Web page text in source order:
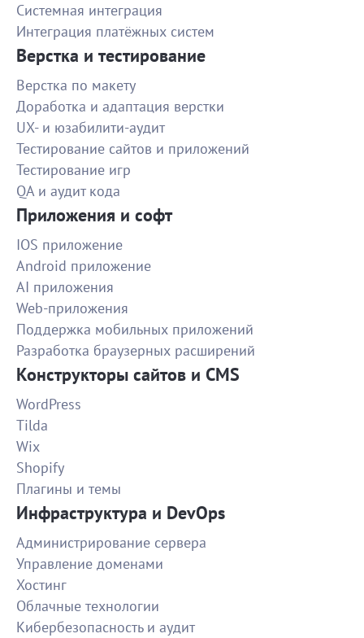
Все было выполнено по договорённостям
Создать инфографику на основании
Гибкое реагирование на потребности заказчика. С
заданием прекрасно справилась. Спасибо!
500
Создание 2-минутного промо-ролика
очень крутой исполнитель. Все сделала быстро, с
профессионализм. Буду обращаться еще!!
1200
Курьер для доставки продуктов девуш
Все супер!
1300
Презентация о потребностях молодежи
Задание выполнено отлично, уже сбился какой раз
сотрудничаем с вами, как всегда премного
благодарен вам)
Сбор базы магазинов интерьера
контактов собрано меньше, чем изначально
планировалось, пошла на уступки из-за трудоемкости
ручного сбора информации исполнитель всегда на
связи, в целом результат неплохой
700
Презентационные фото фасадов зданий
Задачу выполнила точно и в срок! Спасибо!
Системная интеграция
Интеграция платёжных систем
Верстка и тестирование
Верстка по макету
Доработка и адаптация верстки
UX- и юзабилити-аудит
Тестирование сайтов и приложений
Тестирование игр
QA и аудит кода
Приложения и софт
IOS приложение
Android приложение
AI приложения
Web-приложения
Поддержка мобильных приложений
Разработка браузерных расширений
Конструкторы сайтов и CMS
WordPress
Tilda
Wix
Shopify
Плагины и темы
Инфраструктура и DevOps
Администрирование сервера
Управление доменами
Хостинг
Облачные технологии
Кибербезопасность и аудит